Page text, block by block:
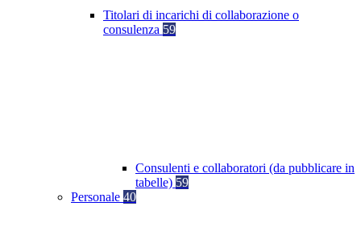
Titolari di incarichi di collaborazione o
consulenza 59
Consulenti e collaboratori (da pubblicare in
tabelle) 59
Personale 40